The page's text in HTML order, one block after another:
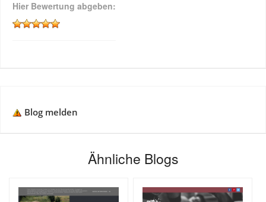
Hier Bewertung abgeben:
Blog melden
Ähnliche Blogs